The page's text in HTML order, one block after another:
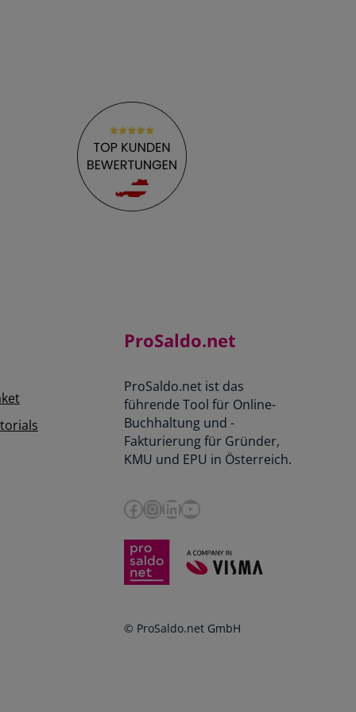
ProSaldo.net
ProSaldo.net ist das
führende Tool für Online-
Buchhaltung und -
Fakturierung für Gründer,
KMU und EPU in Österreich.
Facebook InstagramLinkedIn YouTube
© ProSaldo.net GmbH